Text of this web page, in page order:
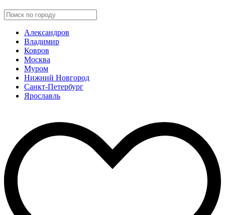
Александров
Владимир
Ковров
Москва
Муром
Нижний Новгород
Санкт-Петербург
Ярославль